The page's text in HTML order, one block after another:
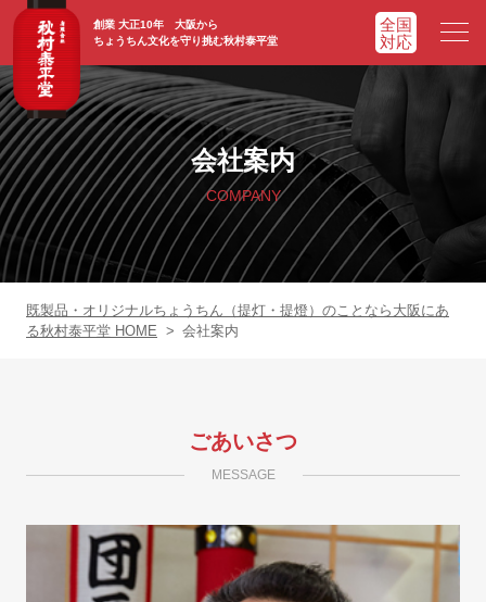
創業 大正10年 大阪から
ちょうちん文化を守り挑む秋村泰平堂
ホーム
選ばれる理由 ADVATAGE
提灯一覧 CHOCHIN
お知らせ NEWS
会社案内 COMPANY
会社案内
COMPANY
既製品・オリジナルちょうちん（提灯・提燈）のことなら大阪にあ
る秋村泰平堂 HOME > 会社案内
ごあいさつ
MESSAGE